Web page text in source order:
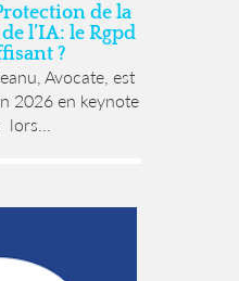
de la
l’IA: le Rgpd
?
Avocate, est
2026 en keynote